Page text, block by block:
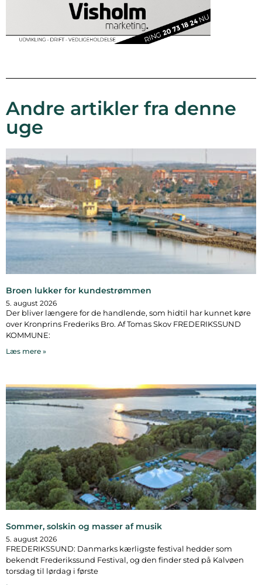
Andre artikler fra denne
uge
Broen lukker for kundestrømmen
5. august 2026
Der bliver længere for de handlende, som hidtil har kunnet køre
over Kronprins Frederiks Bro. Af Tomas Skov FREDERIKSSUND
KOMMUNE:
Læs mere »
Sommer, solskin og masser af musik
5. august 2026
FREDERIKSSUND: Danmarks kærligste festival hedder som
bekendt Frederikssund Festival, og den finder sted på Kalvøen
torsdag til lørdag i første